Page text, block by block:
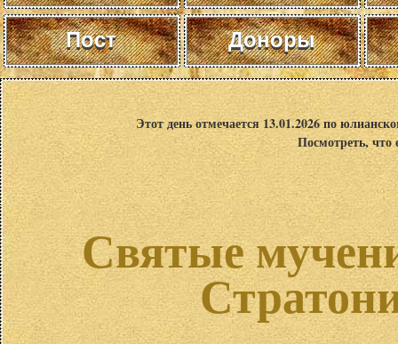
Пост Доноры
Этот день отмечается 13.01.2026 по
Посмотреть,
Святые